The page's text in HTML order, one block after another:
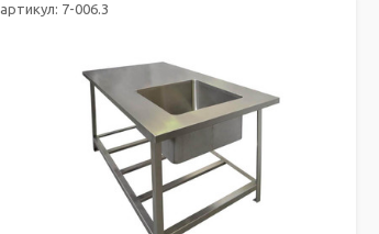
артикул: 7-006.3